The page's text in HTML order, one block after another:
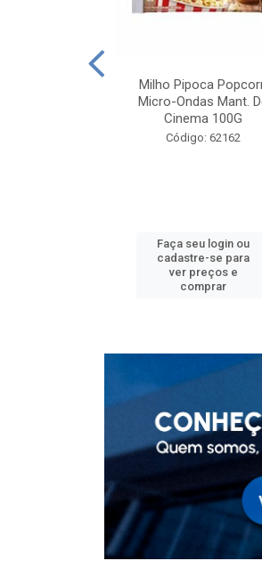
Milho Pipoca
Micro-Ondas Mant.
Cinema 100G
Código: 62162
Faça seu login ou
cadastre-se para
ver preços e
comprar